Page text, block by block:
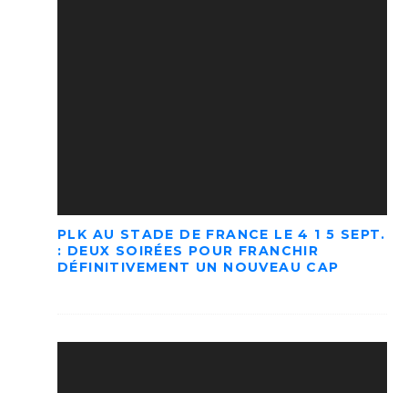
PLK AU STADE DE FRANCE LE 4 1 5 SEPT.
: DEUX SOIRÉES POUR FRANCHIR
DÉFINITIVEMENT UN NOUVEAU CAP